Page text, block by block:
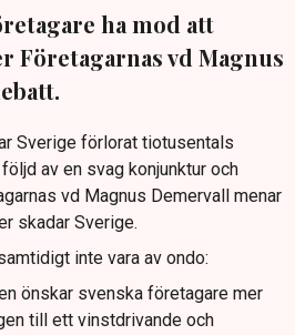
ha mod att
Företagarnas vd Magnus
Sverige förlorat tiotusentals
av en svag konjunktur och
vd Magnus Demervall menar
skadar Sverige.
inte vara av ondo:
önskar svenska företagare mer
till ett vinstdrivande och